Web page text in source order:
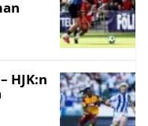
HJK:n